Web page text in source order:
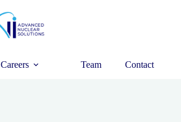
Careers Team Contact